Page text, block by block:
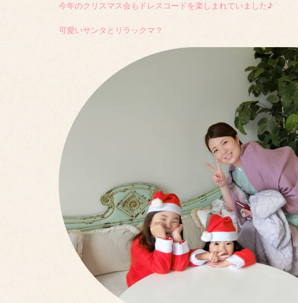
今年のクリスマス会もドレスコードを楽しまれていました♪
可愛いサンタとリラックマ？